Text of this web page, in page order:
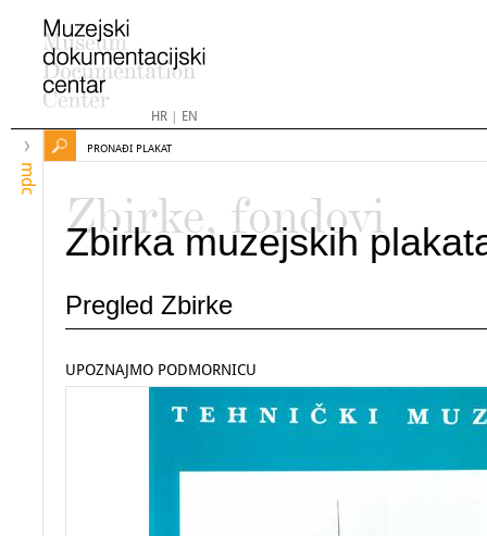
HR| EN
mdc
PRONAĐI PLAKAT
Zbirke, fondovi
Zbirka muzejskih
Pregled Zbirke
UPOZNAJMO PODMORNICU